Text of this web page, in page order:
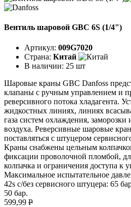
Вентиль шаровой GBC 6S (1/4")
Артикул: 009G7020
Страна: Китай
В наличии: 25 шт
Шаровые краны GBC Danfoss
клапаны с ручным управлением и
реверсивного потока хладагента.
жидкостных линиях, линиях
газа систем охлаждения,
воздуха. Реверсивные шаровые
поставляться с штуцером
Краны снабжены цельным
фиксации проволочной пломбой,
колпачка и ограничения доступа к
Максимальное испытательное
42s с/без сервисного штуцера: 65
50 бар.
599,99 P